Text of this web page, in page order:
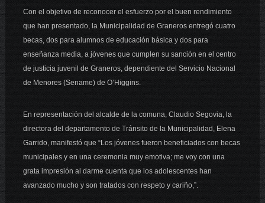
Con el objetivo de reconocer el esfuerzo por el buen rendimiento
que han presentado, la Municipalidad de Graneros entregó cuatro
becas, dos para alumnos de educación básica y dos para
enseñanza media, a jóvenes que cumplen su sanción en el centro
de justicia juvenil de Graneros, dependiente del Servicio Nacional
de Menores (Sename) de O’Higgins.
En representación del alcalde de la comuna, Claudio Segovia, la
directora del departamento de Tránsito de la Municipalidad, Elena
Garrido, manifestó que “Los jóvenes fueron beneficiados con becas
municipales y en una ceremonia muy emotiva; me voy con una
grata impresión al darme cuenta que los adolescentes han
avanzado mucho y son tratados con respeto y cariño,”.